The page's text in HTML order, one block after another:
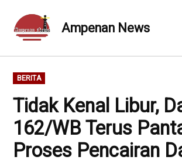
content
Ampenan News
POSTED
IN
BERITA
Tidak Kenal Libur,
162/WB Terus
Proses Pencairan